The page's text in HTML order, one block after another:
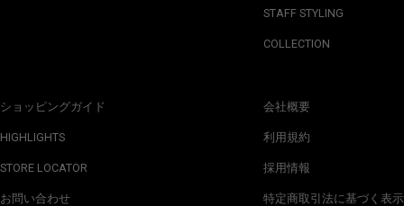
ショッピングガイド
HIGHLIGHTS
STORE LOCATOR
お問い合わせ
STAFF STYLING
COLLECTION
会社概要
利用規約
採用情報
特定商取引法に基づく表示